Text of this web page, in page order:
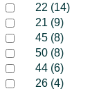
22 (14)
21 (9)
45 (8)
50 (8)
44 (6)
26 (4)